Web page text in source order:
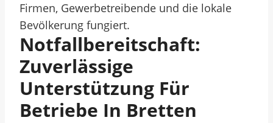
Firmen, Gewerbetreibende und die lokale
Bevölkerung fungiert.
Notfallbereitschaft:
Zuverlässige
Unterstützung Für
Betriebe In Bretten